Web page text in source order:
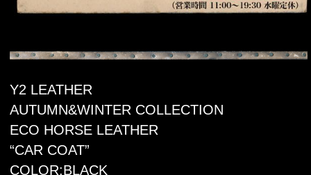
Y2 LEATHER
AUTUMN&WINTER COLLECTION
ECO HORSE LEATHER
“CAR COAT”
COLOR:BLACK